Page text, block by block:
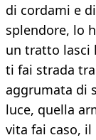
di cordami e
splendore, lo
un tratto lasci
ti fai strada
aggrumata di
luce, quella
vita fai caso, il